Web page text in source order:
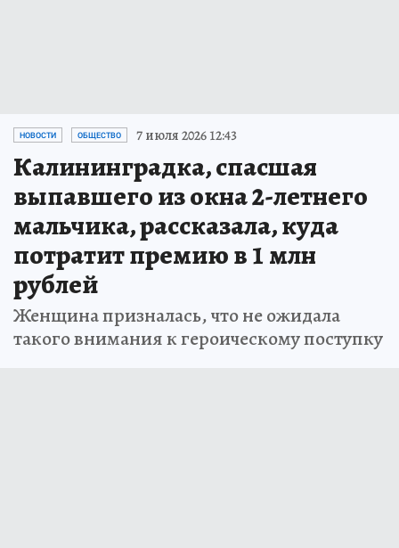
НОВОСТИ ОБЩЕСТВО 7 июля 2026 12:43
Калининградка, спасшая
выпавшего из окна 2-летнего
мальчика, рассказала, куда
потратит премию в 1 млн
рублей
Женщина призналась, что не ожидала
такого внимания к героическому поступку